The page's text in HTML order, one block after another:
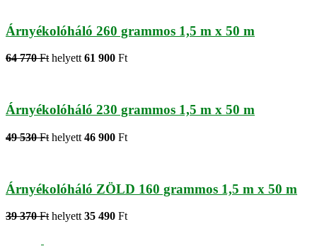
Árnyékolóháló 260 grammos 1,5 m x 50 m
64 770 Fthelyett61 900 Ft
Árnyékolóháló 230 grammos 1,5 m x 50 m
49 530 Ft helyett 46 900 Ft
Árnyékolóháló ZÖLD 160 grammos 1,5 m x 50 m
39 370 Ft helyett 35 490 Ft